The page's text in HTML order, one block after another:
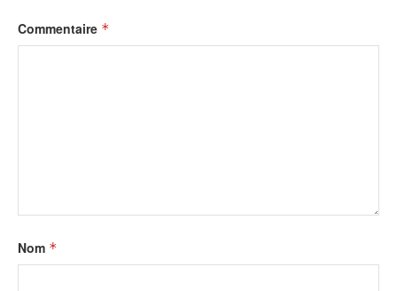
Commentaire *
Nom *